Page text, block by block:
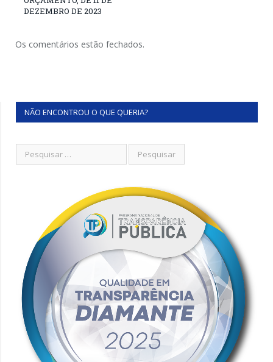
DEZEMBRO DE 2023
Os comentários estão fechados.
NÃO ENCONTROU O QUE QUERIA?